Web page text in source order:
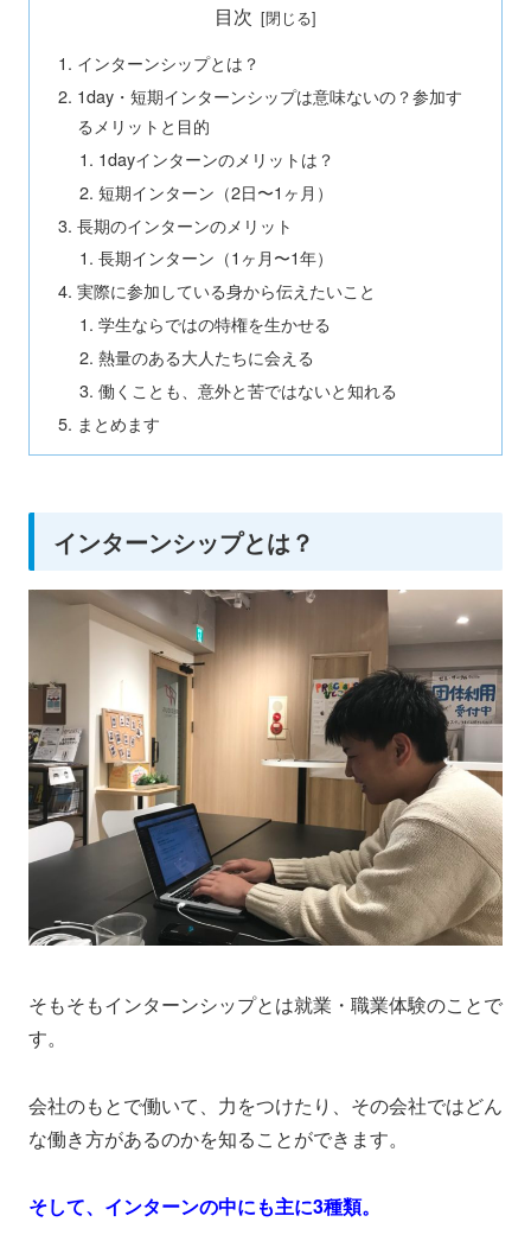
目次
インターンシップとは？
1day・短期インターンシップは意味ないの？参加す
るメリットと目的
1dayインターンのメリットは？
短期インターン（2日〜1ヶ月）
長期のインターンのメリット
長期インターン（1ヶ月〜1年）
実際に参加している身から伝えたいこと
学生ならではの特権を生かせる
熱量のある大人たちに会える
働くことも、意外と苦ではないと知れる
まとめます
インターンシップとは？
そもそもインターンシップとは就業・職業体験のことで
す。
会社のもとで働いて、力をつけたり、その会社ではどん
な働き方があるのかを知ることができます。
そして、インターンの中にも主に3種類。